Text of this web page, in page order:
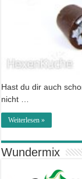
Hast du dir auch
nicht …
Weiterlesen »
Wundermix